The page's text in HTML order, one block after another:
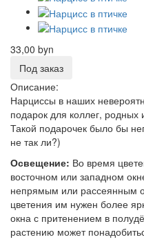
33,00 byn
Под заказ
Описание:
Нарциссы в наших
подарок для коллег, родных
Такой подарочек было бы
не так ли?)
Освещение: Во время
восточном или западном
непрямым или рассеянным
цветения им нужен более
окна с притенением в
растению может